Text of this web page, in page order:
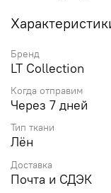
Бренд
LT Collection
Когда отправим
Через 7 дней
Тип ткани
Лён
Доставка
Почта и СДЭК